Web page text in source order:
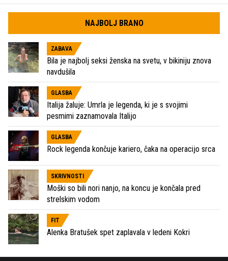
NAJBOLJ BRANO
ZABAVA
Bila je najbolj seksi ženska na svetu, v bikiniju znova
navdušila
GLASBA
Italija žaluje: Umrla je legenda, ki je s svojimi
pesmimi zaznamovala Italijo
GLASBA
Rock legenda končuje kariero, čaka na operacijo srca
SKRIVNOSTI
Moški so bili nori nanjo, na koncu je končala pred
strelskim vodom
FIT
Alenka Bratušek spet zaplavala v ledeni Kokri